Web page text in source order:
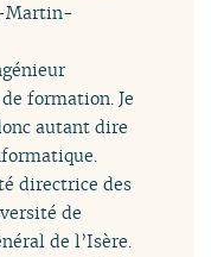
Martin-
formation. Je
autant dire
directrice des
de
de l’Isère.